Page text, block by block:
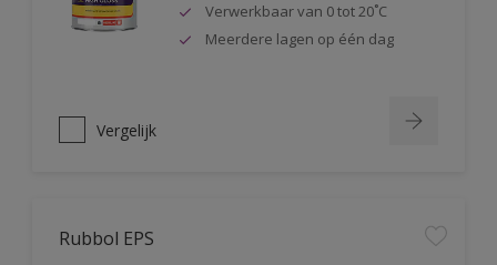
Verwerkbaar van 0 tot 20˚C
Meerdere lagen op één dag
Vergelijk
Rubbol EPS